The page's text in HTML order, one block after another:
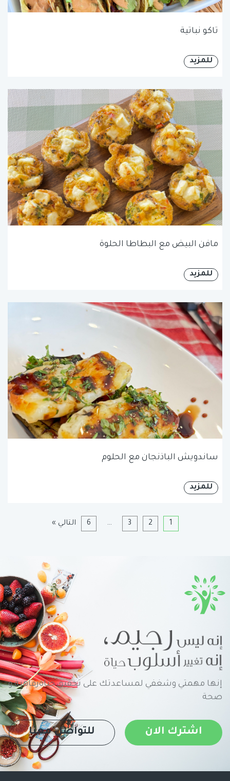
تاكو نباتية
للمزيد
مافن البيض مع البطاطا الحلوة
للمزيد
ساندويش الباذنجان مع الحلوم
للمزيد
1
2
3
…
6 التالي »
إنها مهمتي وشغفي لمساعدتك على تحقيق حياةرفاهية و
صحة
اشترك الان للتواصل معنا